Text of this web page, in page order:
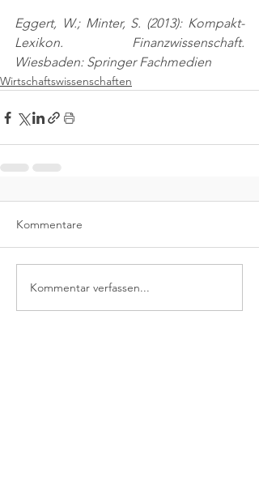
Eggert, W.; Minter, S. (2013): Kompakt-
Lexikon. Finanzwissenschaft.
Wiesbaden: Springer Fachmedien
Wirtschaftswissenschaften
Kommentare
Kommentar verfassen...